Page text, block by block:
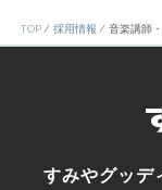
TOP 採用情報 音楽講師
すみやグッデ